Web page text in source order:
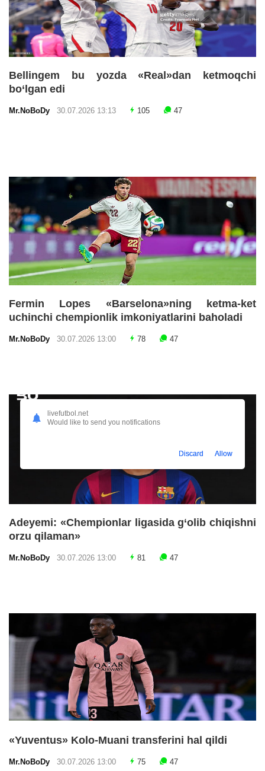
Bellingem bu yozda «Real»dan ketmoqchi
bo‘lgan edi
Mr.NoBoDy 30.07.2026 13:13 105 47
Fermin Lopes «Barselona»ning ketma-ket
uchinchi chempionlik imkoniyatlarini baholadi
Mr.NoBoDy 30.07.2026 13:00 78 47
Adeyemi: «Chempionlar ligasida g‘olib chiqishni
orzu qilaman»
Mr.NoBoDy 30.07.2026 13:00 81 47
«Yuventus» Kolo-Muani transferini hal qildi
Mr.NoBoDy 30.07.2026 13:00 75 47
livefutbol.net
Would like to send you notifications
Discard Allow